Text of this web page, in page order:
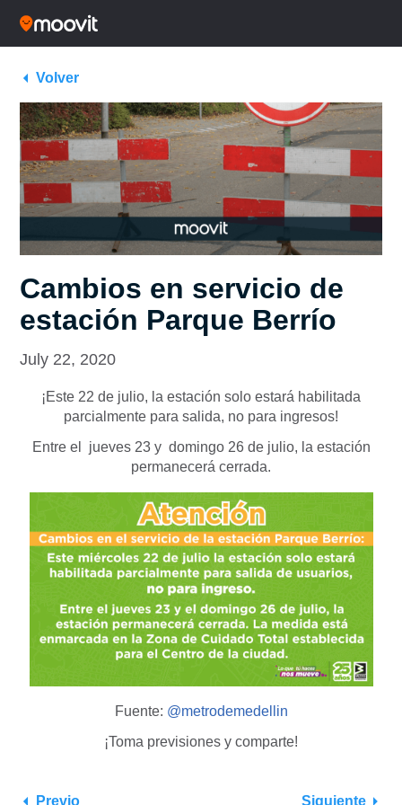
Volver
Cambios en servicio de
estación Parque Berrío
July 22, 2020
¡Este 22 de julio, la estación solo estará habilitada
parcialmente para salida, no para ingresos!
Entre el jueves 23 y domingo 26 de julio, la estación
permanecerá cerrada.
Fuente: @metrodemedellin
¡Toma previsiones y comparte!
Previo Siguiente